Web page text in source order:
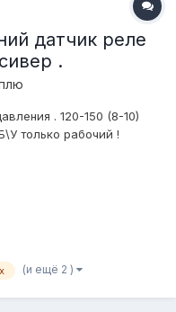
датчик реле
.
. 120-150 (8-10)
только рабочий !
(и ещё 2 )